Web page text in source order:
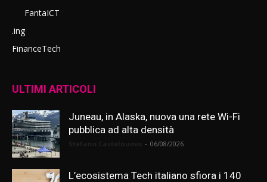
FantaICT
.ing
FinanceTech
ULTIMI ARTICOLI
Juneau, in Alaska, nuova una rete Wi-Fi
pubblica ad alta densità
- 06/08/2026
L’ecosistema Tech italiano sfiora i 140